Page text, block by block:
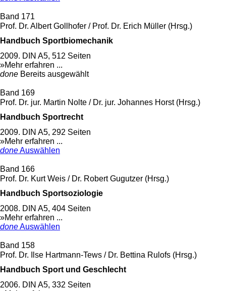
Band 171
Prof. Dr. Albert Gollhofer / Prof. Dr. Erich Müller (Hrsg.)
Handbuch Sportbiomechanik
2009. DIN A5, 512 Seiten
»Mehr erfahren ...
done Bereits ausgewählt
Band 169
Prof. Dr. jur. Martin Nolte / Dr. jur. Johannes Horst (Hrsg.)
Handbuch Sportrecht
2009. DIN A5, 292 Seiten
»Mehr erfahren ...
doneAuswählen
Band 166
Prof. Dr. Kurt Weis / Dr. Robert Gugutzer (Hrsg.)
Handbuch Sportsoziologie
2008. DIN A5, 404 Seiten
»Mehr erfahren ...
doneAuswählen
Band 158
Prof. Dr. Ilse Hartmann-Tews / Dr. Bettina Rulofs (Hrsg.)
Handbuch Sport und Geschlecht
2006. DIN A5, 332 Seiten